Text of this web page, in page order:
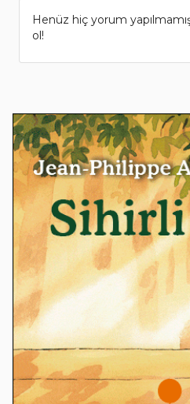
Henüz hiç yorum
ol!